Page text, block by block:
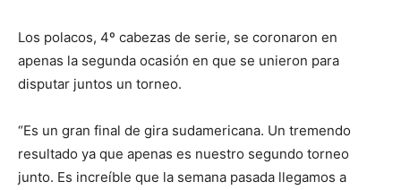
Los polacos, 4º cabezas de serie, se coronaron en
apenas la segunda ocasión en que se unieron para
disputar juntos un torneo.
“Es un gran final de gira sudamericana. Un tremendo
resultado ya que apenas es nuestro segundo torneo
junto. Es increíble que la semana pasada llegamos a